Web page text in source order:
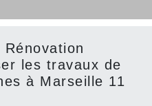
les travaux de
à Marseille 11